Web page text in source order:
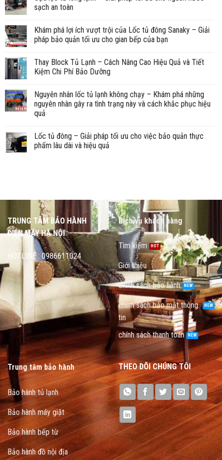
sạch an toàn
Khám phá lợi ích vượt trội của Lốc tủ đông Sanaky – Giải
pháp bảo quản tối ưu cho gian bếp của bạn
Thay Block Tủ Lạnh – Cách Nâng Cao Hiệu Quả và Tiết
Kiệm Chi Phí Bảo Dưỡng
Nguyên nhân lốc tủ lạnh không chạy – Khám phá những
nguyên nhân gây ra tình trạng này và cách khắc phục hiệu
quả
Lốc tủ đông – Giải pháp tối ưu cho việc bảo quản thực
phẩm lâu dài và hiệu quả
TRUNG TÂM BẢO HÀNH
ĐIỆN MÁY HÀ NỘI
HOTLINE : 0986611024
Dịch vụ khách hàng
Tìm kiếm
Giới thiệu
chính sách bảo hành
chính sách bảo mật thông
tin
chính sách thanh toán
Trung tâm bảo hành
Bảo hành tủ lạnh
Bảo hành máy giặt
Bảo hành bếp từ
Bảo hành đồ nội địa
THEO DÕI CHÚNG TÔI